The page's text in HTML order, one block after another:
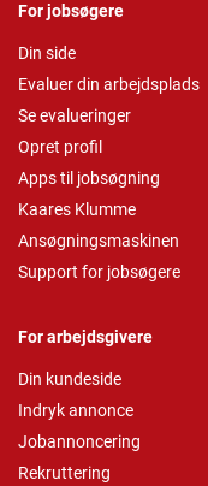
For jobsøgere
Din side
Evaluer din arbejdsplads
Se evalueringer
Opret profil
Apps til jobsøgning
Kaares Klumme
Ansøgningsmaskinen
Support for jobsøgere
For arbejdsgivere
Din kundeside
Indryk annonce
Jobannoncering
Rekruttering